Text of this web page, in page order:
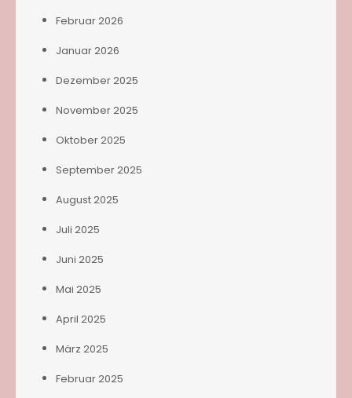
Februar 2026
Januar 2026
Dezember 2025
November 2025
Oktober 2025
September 2025
August 2025
Juli 2025
Juni 2025
Mai 2025
April 2025
März 2025
Februar 2025